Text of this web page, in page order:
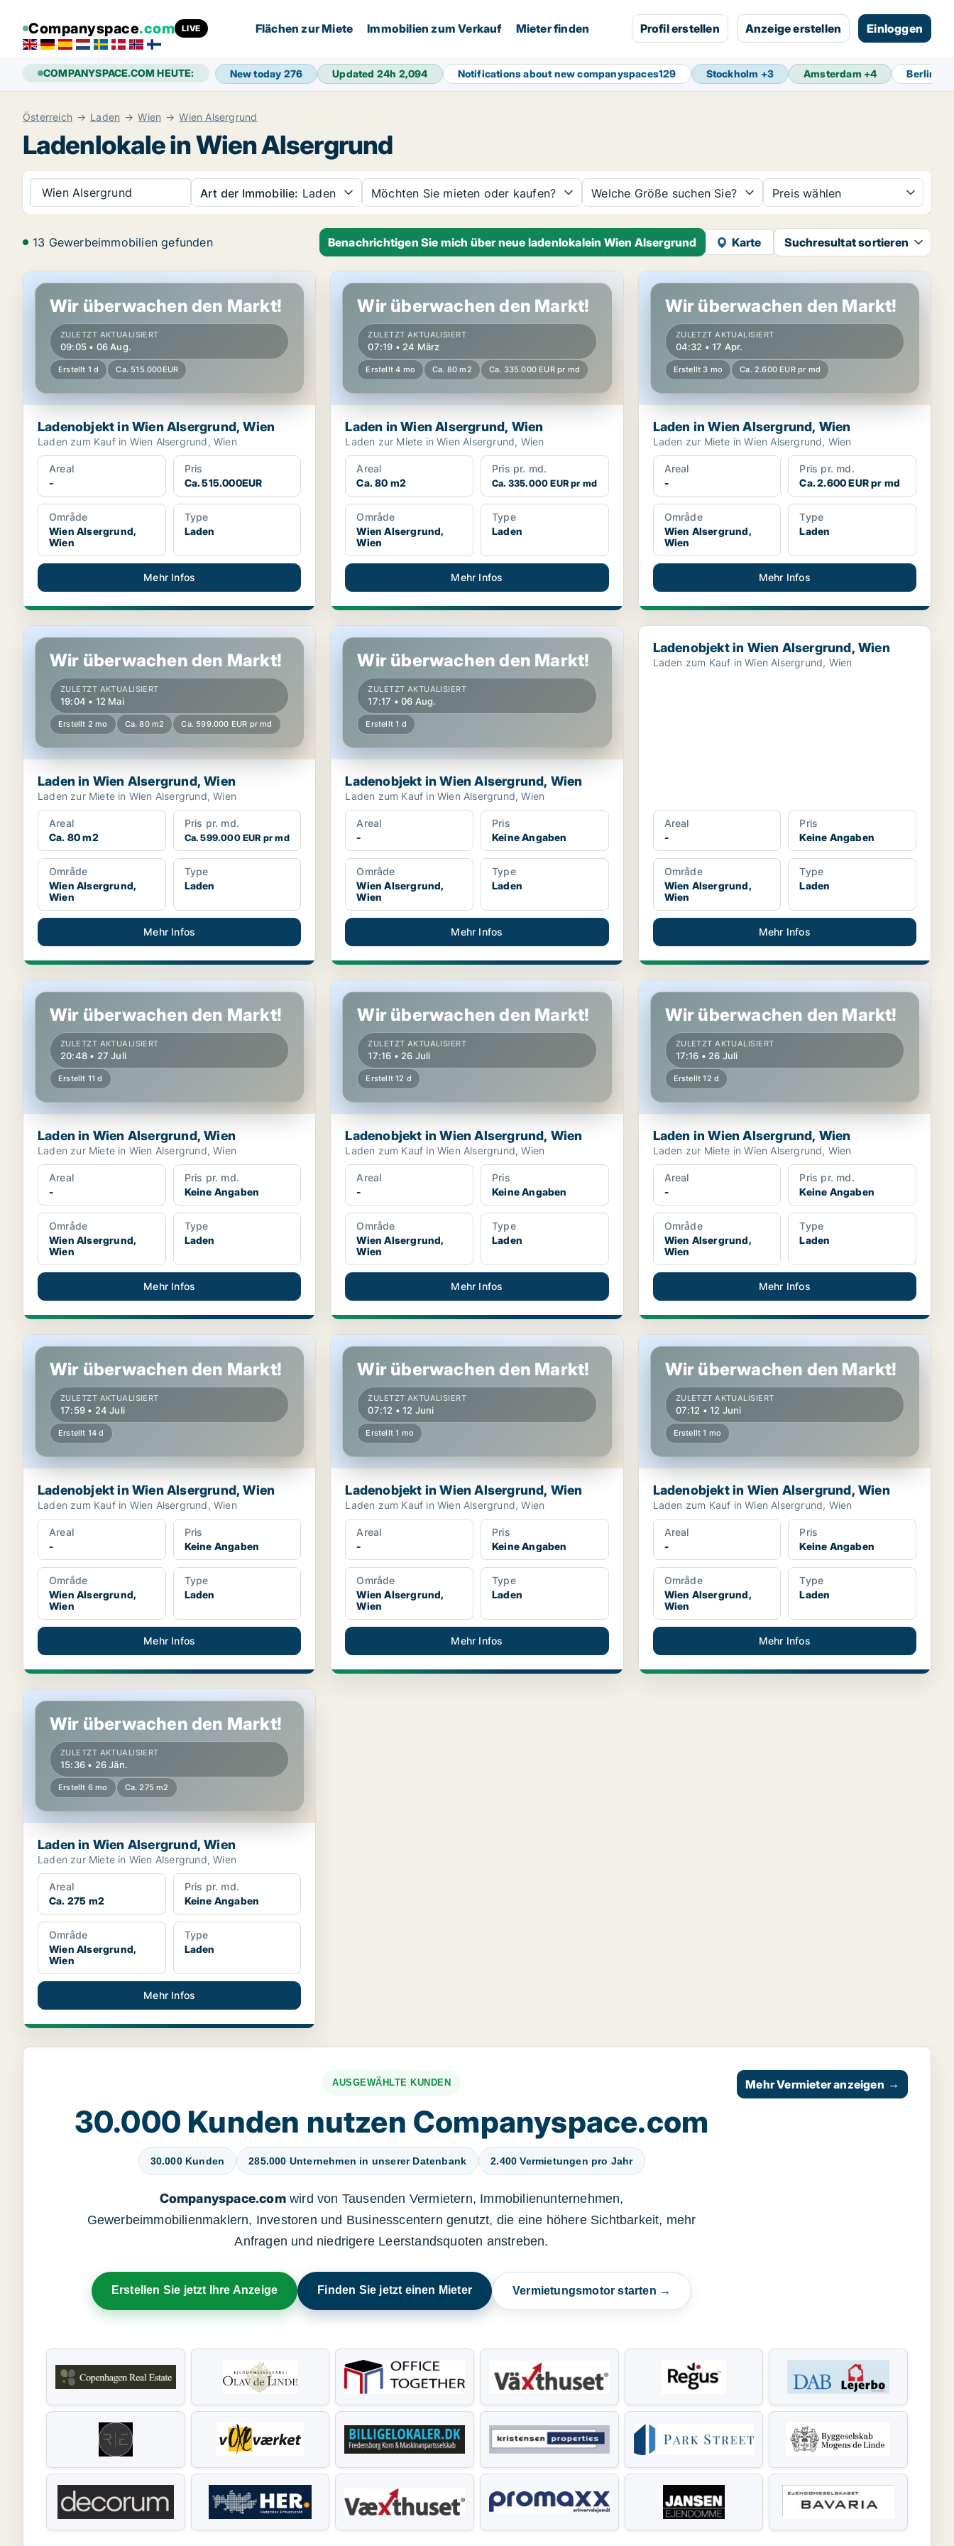
Companyspace.com LIVE Flächen zur Miete Immobilien zum Verkauf Mieter finden Profil erstellen Anzeige erstellen Einloggen
COMPANYSPACE.COM HEUTE: New today 276 Updated 24h 2,094 Notifications about new companyspaces129 Stockholm +3 Amsterdam +4 Berlin
Österreich Laden Wien Wien Alsergrund
Ladenlokale in Wien Alsergrund
Wien Alsergrund Art der Immobilie: Laden Möchten Sie mieten oder kaufen? Welche Größe suchen Sie? Preis wählen
13 Gewerbeimmobilien gefunden Benachrichtigen Sie mich über neue ladenlokalein Wien Alsergrund Karte Suchresultat sortieren
Ladenobjekt in Wien Alsergrund, Wien
Wir überwachen den Markt!
ZULETZT AKTUALISIERT
09:05 • 06 Aug.
Erstellt 1 d Ca. 515.000EUR
Ladenobjekt in Wien Alsergrund, Wien
Laden zum Kauf in Wien Alsergrund, Wien
Areal
-
Pris
Ca. 515.000EUR
Område
Wien Alsergrund,
Wien
Type
Laden
Mehr Infos
Laden in Wien Alsergrund, Wien
Wir überwachen den Markt!
ZULETZT AKTUALISIERT
07:19 • 24 März
Erstellt 4 mo Ca. 80 m2 Ca. 335.000 EUR pr md
Laden in Wien Alsergrund, Wien
Laden zur Miete in Wien Alsergrund, Wien
Areal
Ca. 80 m2
Pris pr. md.
Ca. 335.000 EUR pr md
Område
Wien Alsergrund,
Wien
Type
Laden
Mehr Infos
Laden in Wien Alsergrund, Wien
Wir überwachen den Markt!
ZULETZT AKTUALISIERT
04:32 • 17 Apr.
Erstellt 3 mo Ca. 2.600 EUR pr md
Laden in Wien Alsergrund, Wien
Laden zur Miete in Wien Alsergrund, Wien
Areal
-
Pris pr. md.
Ca. 2.600 EUR pr md
Område
Wien Alsergrund,
Wien
Type
Laden
Mehr Infos
Laden in Wien Alsergrund, Wien
Wir überwachen den Markt!
ZULETZT AKTUALISIERT
19:04 • 12 Mai
Erstellt 2 mo Ca. 80 m2 Ca. 599.000 EUR pr md
Laden in Wien Alsergrund, Wien
Laden zur Miete in Wien Alsergrund, Wien
Areal
Ca. 80 m2
Pris pr. md.
Ca. 599.000 EUR pr md
Område
Wien Alsergrund,
Wien
Type
Laden
Mehr Infos
Ladenobjekt in Wien Alsergrund, Wien
Wir überwachen den Markt!
ZULETZT AKTUALISIERT
17:17 • 06 Aug.
Erstellt 1 d
Ladenobjekt in Wien Alsergrund, Wien
Laden zum Kauf in Wien Alsergrund, Wien
Areal
-
Pris
Keine Angaben
Område
Wien Alsergrund,
Wien
Type
Laden
Mehr Infos
Ladenobjekt in Wien Alsergrund, Wien
Ladenobjekt in Wien Alsergrund, Wien
Laden zum Kauf in Wien Alsergrund, Wien
Areal
-
Pris
Keine Angaben
Område
Wien Alsergrund,
Wien
Type
Laden
Mehr Infos
Laden in Wien Alsergrund, Wien
Wir überwachen den Markt!
ZULETZT AKTUALISIERT
20:48 • 27 Juli
Erstellt 11 d
Laden in Wien Alsergrund, Wien
Laden zur Miete in Wien Alsergrund, Wien
Areal
-
Pris pr. md.
Keine Angaben
Område
Wien Alsergrund,
Wien
Type
Laden
Mehr Infos
Ladenobjekt in Wien Alsergrund, Wien
Wir überwachen den Markt!
ZULETZT AKTUALISIERT
17:16 • 26 Juli
Erstellt 12 d
Ladenobjekt in Wien Alsergrund, Wien
Laden zum Kauf in Wien Alsergrund, Wien
Areal
-
Pris
Keine Angaben
Område
Wien Alsergrund,
Wien
Type
Laden
Mehr Infos
Laden in Wien Alsergrund, Wien
Wir überwachen den Markt!
ZULETZT AKTUALISIERT
17:16 • 26 Juli
Erstellt 12 d
Laden in Wien Alsergrund, Wien
Laden zur Miete in Wien Alsergrund, Wien
Areal
-
Pris pr. md.
Keine Angaben
Område
Wien Alsergrund,
Wien
Type
Laden
Mehr Infos
Ladenobjekt in Wien Alsergrund, Wien
Wir überwachen den Markt!
ZULETZT AKTUALISIERT
17:59 • 24 Juli
Erstellt 14 d
Ladenobjekt in Wien Alsergrund, Wien
Laden zum Kauf in Wien Alsergrund, Wien
Areal
-
Pris
Keine Angaben
Område
Wien Alsergrund,
Wien
Type
Laden
Mehr Infos
Ladenobjekt in Wien Alsergrund, Wien
Wir überwachen den Markt!
ZULETZT AKTUALISIERT
07:12 • 12 Juni
Erstellt 1 mo
Ladenobjekt in Wien Alsergrund, Wien
Laden zum Kauf in Wien Alsergrund, Wien
Areal
-
Pris
Keine Angaben
Område
Wien Alsergrund,
Wien
Type
Laden
Mehr Infos
Ladenobjekt in Wien Alsergrund, Wien
Wir überwachen den Markt!
ZULETZT AKTUALISIERT
07:12 • 12 Juni
Erstellt 1 mo
Ladenobjekt in Wien Alsergrund, Wien
Laden zum Kauf in Wien Alsergrund, Wien
Areal
-
Pris
Keine Angaben
Område
Wien Alsergrund,
Wien
Type
Laden
Mehr Infos
Laden in Wien Alsergrund, Wien
Wir überwachen den Markt!
ZULETZT AKTUALISIERT
15:36 • 26 Jän.
Erstellt 6 mo Ca. 275 m2
Laden in Wien Alsergrund, Wien
Laden zur Miete in Wien Alsergrund, Wien
Areal
Ca. 275 m2
Pris pr. md.
Keine Angaben
Område
Wien Alsergrund,
Wien
Type
Laden
Mehr Infos
AUSGEWÄHLTE KUNDEN
30.000 Kunden nutzen Companyspace.com
30.000 Kunden 285.000 Unternehmen in unserer Datenbank 2.400 Vermietungen pro Jahr
Companyspace.comwird von Tausenden Vermietern, Immobilienunternehmen,
Gewerbeimmobilienmaklern, Investoren und Businesscentern genutzt, die eine höhere Sichtbarkeit, mehr
Anfragen und niedrigere Leerstandsquoten anstreben.
Erstellen Sie jetzt Ihre Anzeige Finden Sie jetzt einen Mieter Vermietungsmotor starten →
Mehr Vermieter anzeigen →